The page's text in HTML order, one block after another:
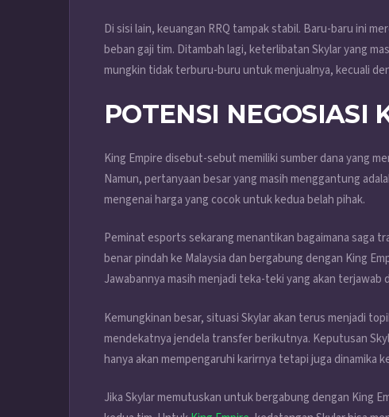
Di sisi lain, keuangan RRQ tampak stabil. Baru-baru ini
beban gaji tim. Ditambah lagi, keterlibatan Skylar yang
mungkin tidak terburu-buru untuk menjualnya, kecuali
POTENSI NEGOSIASI
King Empire disebut-sebut memiliki sumber dana yang
Namun, pertanyaan besar yang masih menggantung
mengenai harga yang cocok untuk kedua belah pihak.
Peminat esports sekarang menantikan bagaimana saga
benar pindah ke Malaysia dan bergabung dengan King
Jawabannya masih menjadi teka-teki yang akan terjawab
Kemungkinan besar, situasi Skylar akan terus menjadi
mendekatnya jendela transfer berikutnya. Keputusan
hanya akan mempengaruhi karirnya tetapi juga dinamika
Jika Skylar memutuskan untuk bergabung dengan King